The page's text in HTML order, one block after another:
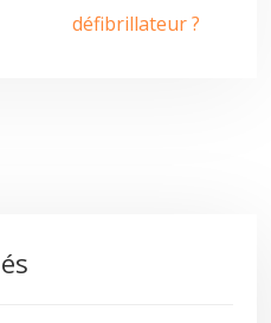
défibrillateur ?